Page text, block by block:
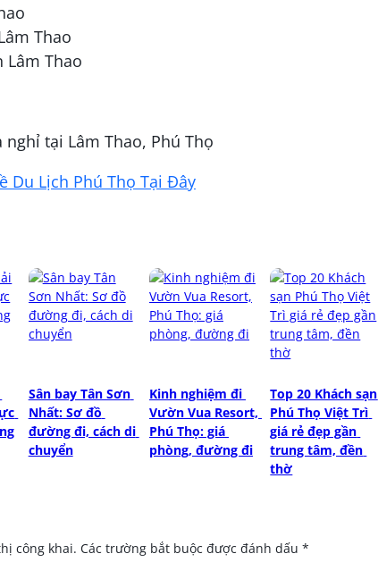
Thao
Lâm Thao
tại Lâm Thao, Phú Thọ
Du Lịch Phú Thọ Tại Đây
Sân bay Tân Sơn
Nhất: Sơ đồ
đường đi, cách di
chuyển
Kinh nghiệm đi
Vườn Vua Resort,
Phú Thọ: giá
phòng, đường đi
Top 20 Khách sạn
Phú Thọ Việt Trì
giá rẻ đẹp gần
trung tâm, đền
thờ
công khai. Các trường bắt buộc được đánh dấu *